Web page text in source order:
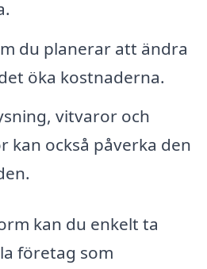
du planerar att ändra
öka kostnaderna.
vitvaror och
kan också påverka den
kan du enkelt ta
företag som